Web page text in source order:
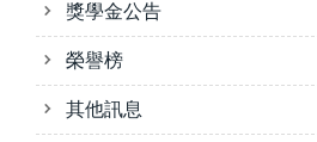
獎學金公告
榮譽榜
其他訊息